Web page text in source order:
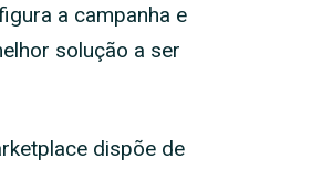
a campanha e
solução a ser
dispõe de